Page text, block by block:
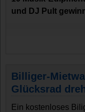
und DJ Pult
Billiger-
Glücksrad
Ein kostenloses